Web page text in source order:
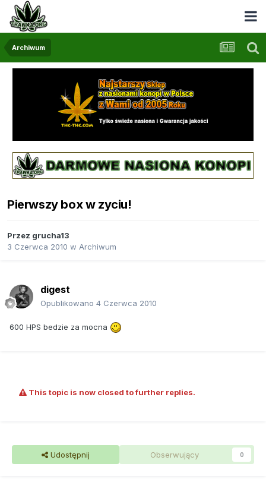
Archiwum
Pierwszy box w zyciu!
Przez grucha13
3 Czerwca 2010 w Archiwum
digest
Opublikowano 4 Czerwca 2010
600 HPS bedzie za mocna
This topic is now closed to further replies.
Udostępnij Obserwujący 0